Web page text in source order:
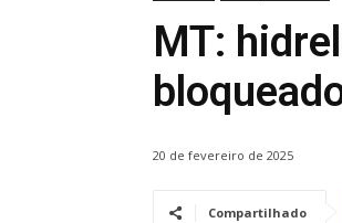
MT:
20 de fevereiro de 2025
Compartilhado